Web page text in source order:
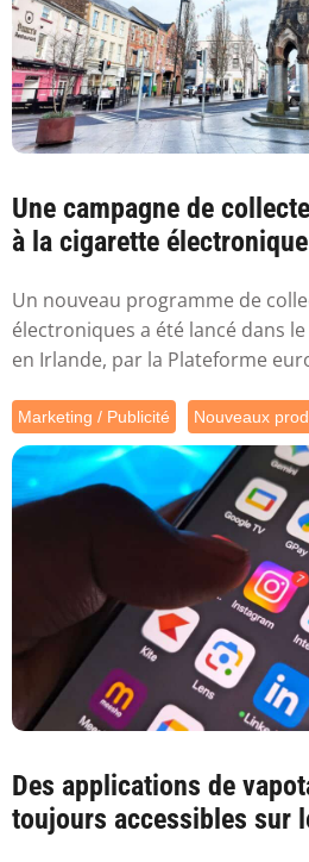
Une campagne de
à la cigarette
Un nouveau programme de
électroniques a été lancé dans
en Irlande, par la Plateforme
Marketing / Publicité Nouveaux
Des applications de
toujours accessibles sur